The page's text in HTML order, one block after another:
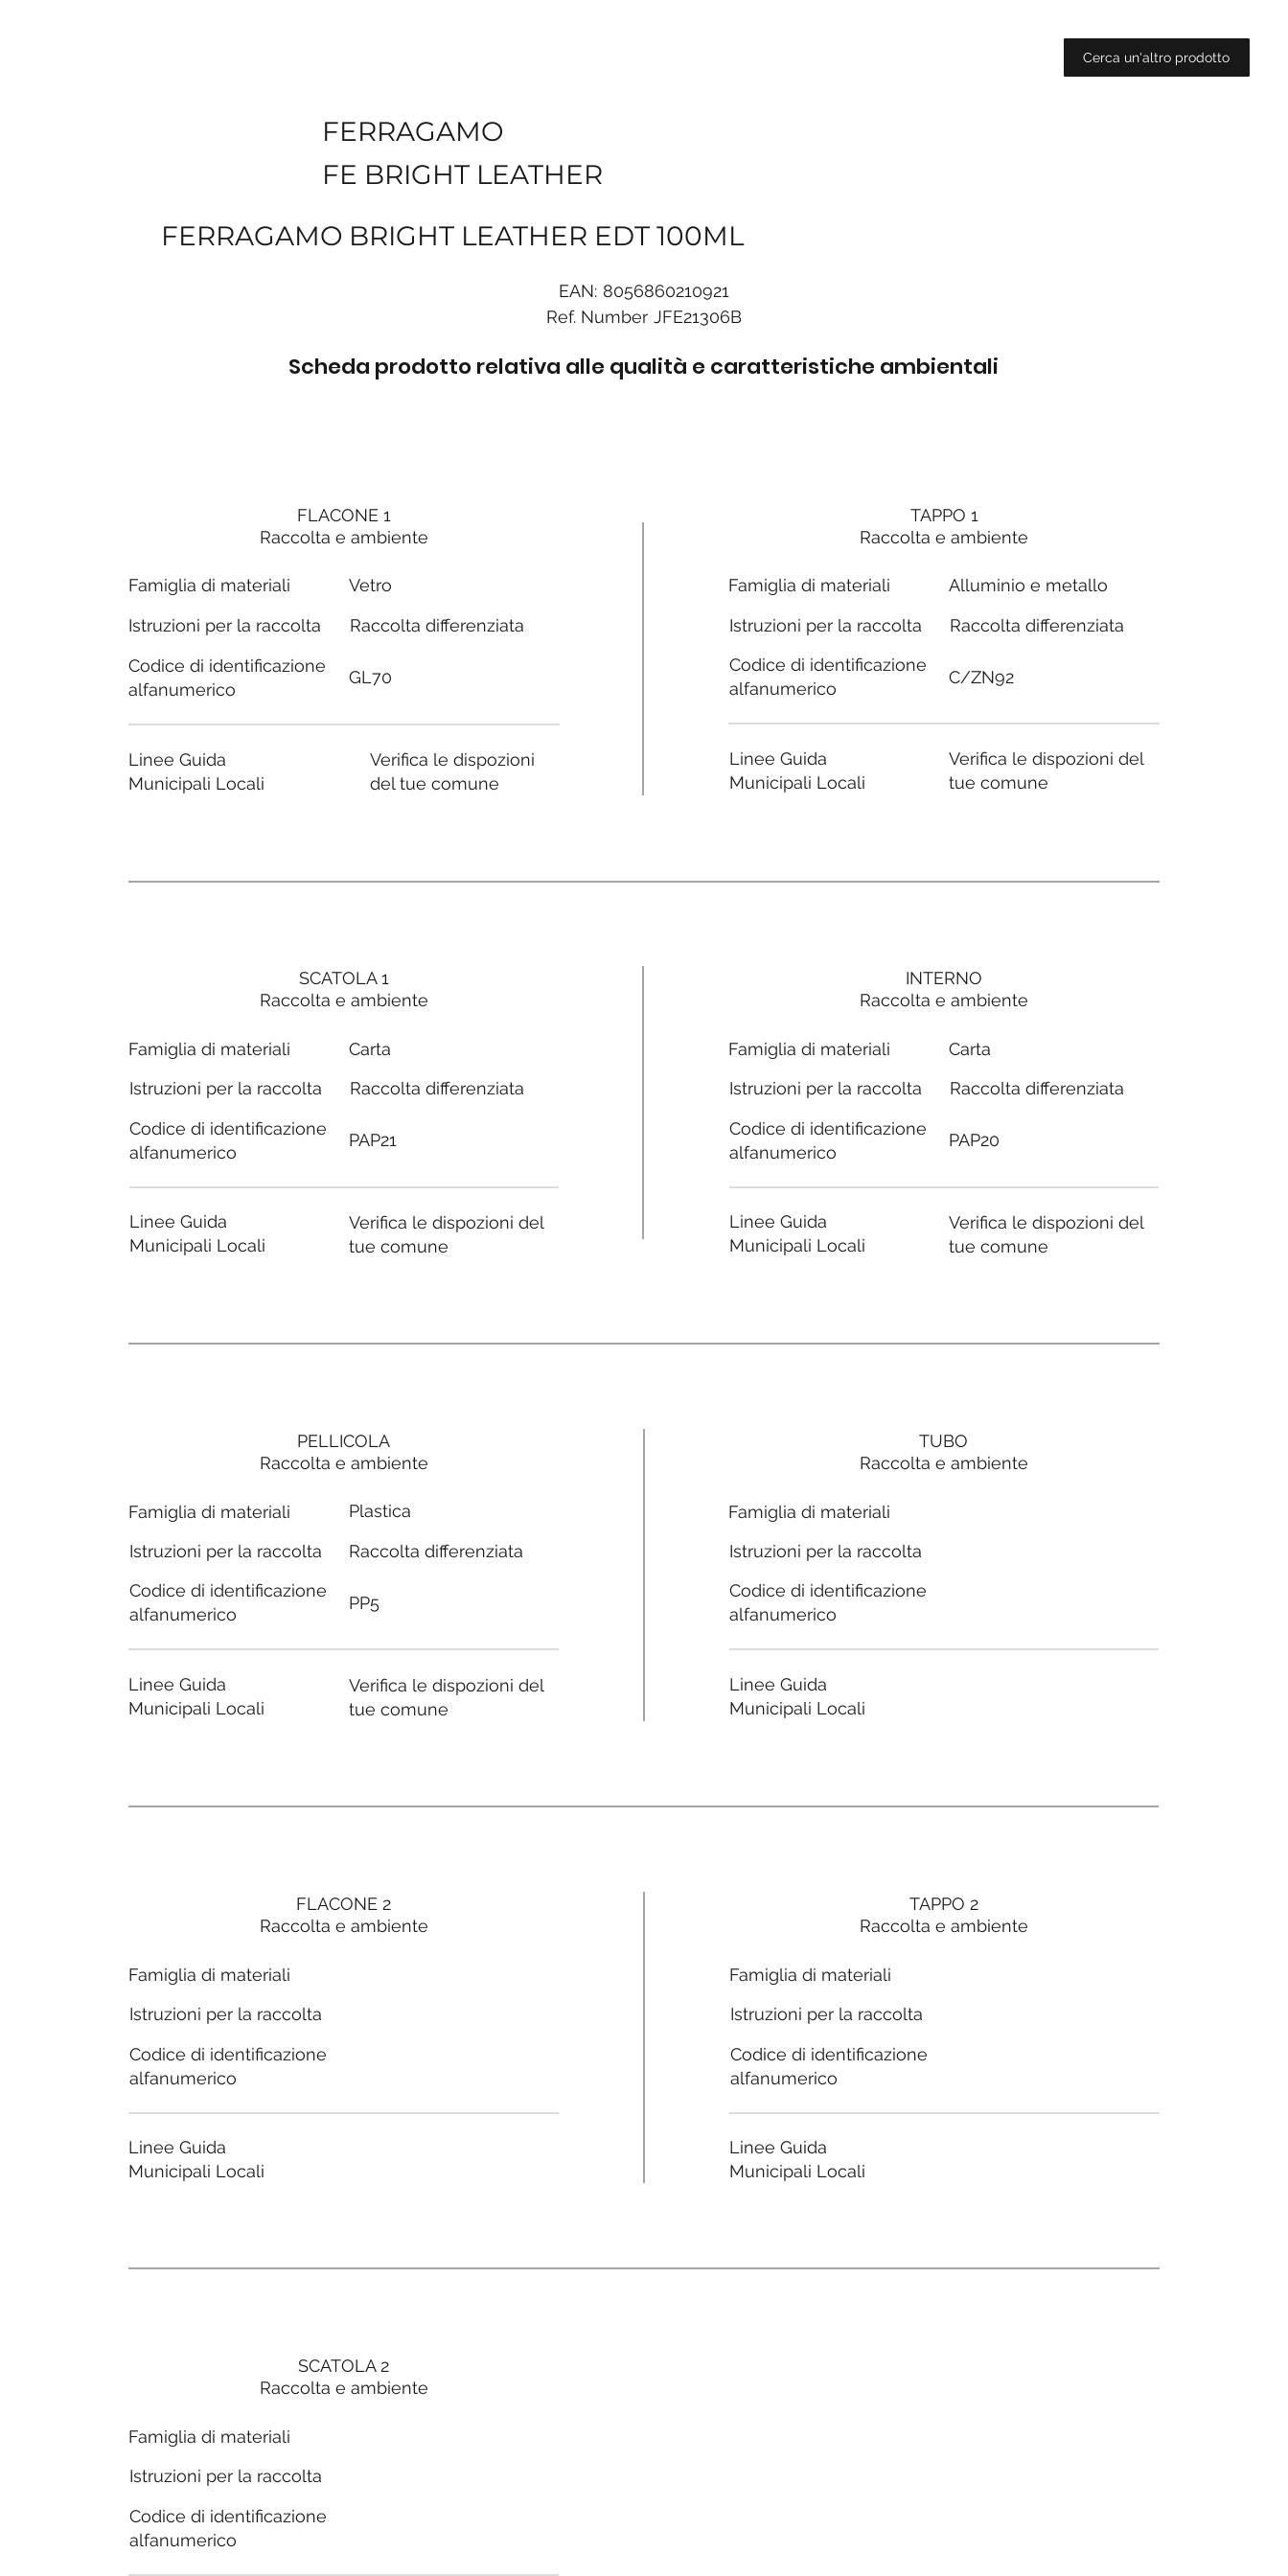
Cerca un'altro prodotto
FERRAGAMO
FE BRIGHT LEATHER
FERRAGAMO BRIGHT LEATHER EDT 100ML
EAN: 8056860210921
Ref. Number JFE21306B
Scheda prodotto relativa alle qualità e caratteristiche ambientali
FLACONE 1
Raccolta e ambiente
Famiglia di materiali
Istruzioni per la raccolta
Codice di identificazione
alfanumerico
Linee Guida
Municipali Locali
Vetro
Raccolta differenziata
GL70
Verifica le dispozioni
del tue comune
SCATOLA 1
Raccolta e ambiente
Famiglia di materiali
Istruzioni per la raccolta
Codice di identificazione
alfanumerico
Linee Guida
Municipali Locali
Carta
Raccolta differenziata
PAP21
Verifica le dispozioni del
tue comune
PELLICOLA
Raccolta e ambiente
Famiglia di materiali
Istruzioni per la raccolta
Codice di identificazione
alfanumerico
Linee Guida
Municipali Locali
Plastica
Raccolta differenziata
PP5
Verifica le dispozioni del
tue comune
FLACONE 2
Raccolta e ambiente
Famiglia di materiali
Istruzioni per la raccolta
Codice di identificazione
alfanumerico
Linee Guida
Municipali Locali
SCATOLA 2
Raccolta e ambiente
Famiglia di materiali
Istruzioni per la raccolta
Codice di identificazione
alfanumerico
TAPPO 1
Raccolta e ambiente
Famiglia di materiali
Istruzioni per la raccolta
Codice di identificazione
alfanumerico
Linee Guida
Municipali Locali
Alluminio e metallo
Raccolta differenziata
C/ZN92
Verifica le dispozioni del
tue comune
INTERNO
Raccolta e ambiente
Famiglia di materiali
Istruzioni per la raccolta
Codice di identificazione
alfanumerico
Linee Guida
Municipali Locali
Carta
Raccolta differenziata
PAP20
Verifica le dispozioni del
tue comune
TUBO
Raccolta e ambiente
Famiglia di materiali
Istruzioni per la raccolta
Codice di identificazione
alfanumerico
Linee Guida
Municipali Locali
TAPPO 2
Raccolta e ambiente
Famiglia di materiali
Istruzioni per la raccolta
Codice di identificazione
alfanumerico
Linee Guida
Municipali Locali